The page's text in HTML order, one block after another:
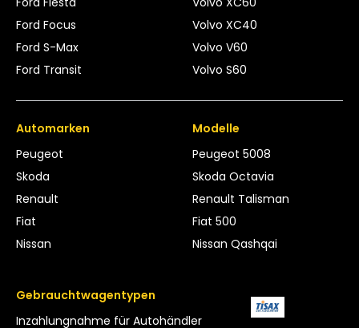
Ford Focus
Ford S-Max
Ford Transit
Volvo XC40
Volvo V60
Volvo S60
Automarken
Peugeot
Skoda
Renault
Fiat
Nissan
Modelle
Peugeot 5008
Skoda Octavia
Renault Talisman
Fiat 500
Nissan Qashqai
Gebrauchtwagentypen
Inzahlungnahme für Autohändler